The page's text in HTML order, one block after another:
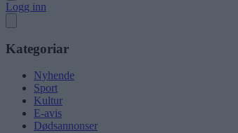
Logg inn
Kategoriar
Nyhende
Sport
Kultur
E-avis
Dødsannonser